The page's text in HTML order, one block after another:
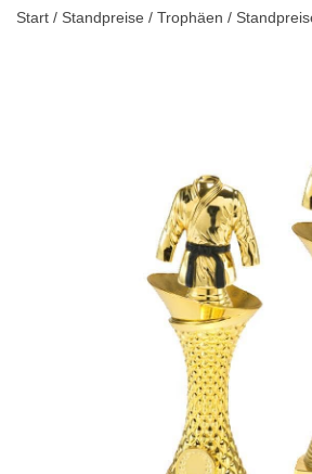
Start / Standpreise / Trophäen /